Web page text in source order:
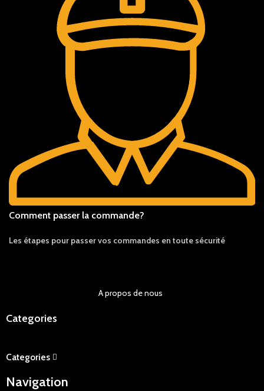
Comment passer la commande?
Les étapes pour passer vos commandes en toute sécurité
A propos de nous
Categories
Categories
Navigation